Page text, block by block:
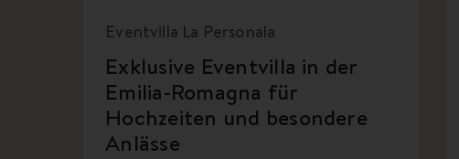
Eventvilla La Personala
Exklusive Eventvilla in der
Emilia-Romagna für
Hochzeiten und besondere
Anlässe